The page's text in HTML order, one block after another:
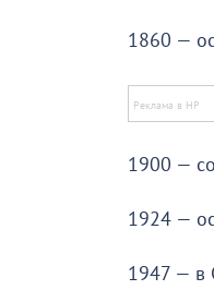
1860 —
1900 —
1924 —
1947 — в